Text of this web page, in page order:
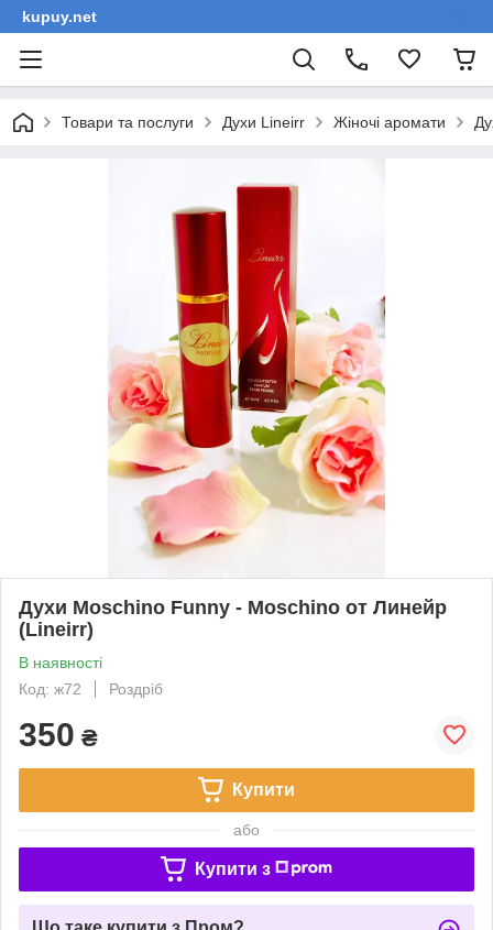
kupuy.net
Товари та послуги Духи Lineirr Жіночі аромати
Духи Moschino Funny - Moschino от Линейр
(Lineirr)
В наявності
Код: ж72
Роздріб
350 ₴
Купити
або
Купити з